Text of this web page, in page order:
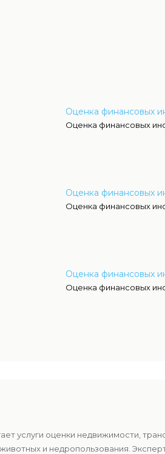
Оценка финансовых
Оценка финансовых
Оценка финансовых
Оценка финансовых
Оценка финансовых
Оценка финансовых
услуги оценки недвижимости,
и недропользования.